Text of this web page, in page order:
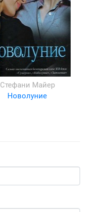
Стефани Майер
Новолуние